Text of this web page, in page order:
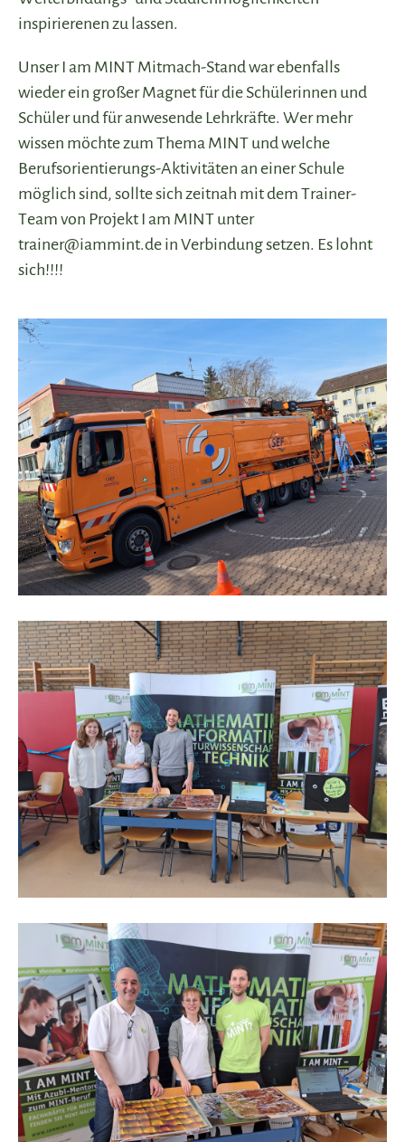
inspirierenen zu lassen.
Unser I am MINT Mitmach-Stand war ebenfalls
wieder ein großer Magnet für die Schülerinnen und
Schüler und für anwesende Lehrkräfte. Wer mehr
wissen möchte zum Thema MINT und welche
Berufsorientierungs-Aktivitäten an einer Schule
möglich sind, sollte sich zeitnah mit dem Trainer-
Team von Projekt I am MINT unter
trainer@iammint.de in Verbindung setzen. Es lohnt
sich!!!!